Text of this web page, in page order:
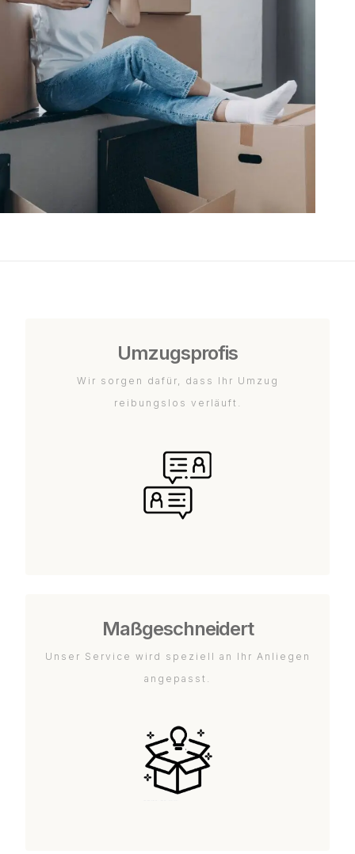
Umzugsprofis
Wir sorgen dafür, dass Ihr Umzug
reibungslos verläuft.
Maßgeschneidert
Unser Service wird speziell an Ihr Anliegen
angepasst.